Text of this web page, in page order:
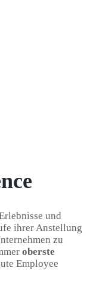
und
ihrer Anstellung
zu
oberste
Employee